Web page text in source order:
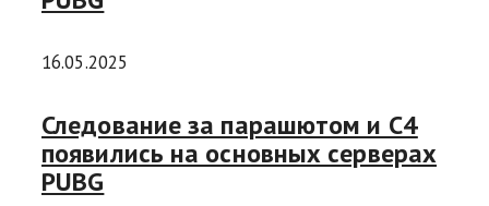
16.05.2025
Следование за парашютом и C4
появились на основных серверах
PUBG